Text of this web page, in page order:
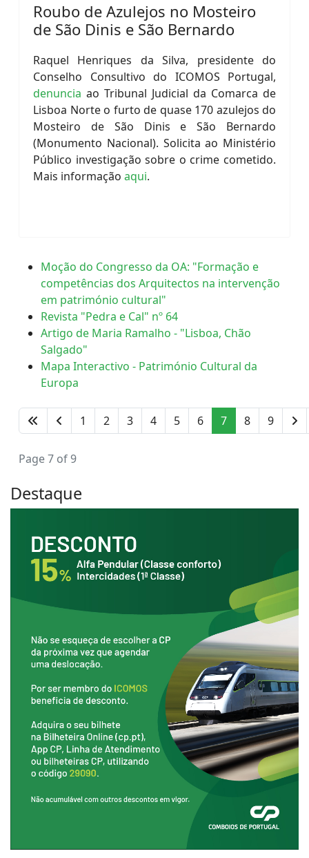
Roubo de Azulejos no Mosteiro
de São Dinis e São Bernardo
Raquel Henriques da Silva, presidente do
Conselho Consultivo do ICOMOS Portugal,
denuncia ao Tribunal Judicial da Comarca de
Lisboa Norte o furto de quase 170 azulejos do
Mosteiro de São Dinis e São Bernardo
(Monumento Nacional). Solicita ao Ministério
Público investigação sobre o crime cometido.
Mais informação aqui.
Moção do Congresso da OA: "Formação e
competências dos Arquitectos na intervenção
em património cultural"
Revista "Pedra e Cal" nº 64
Artigo de Maria Ramalho - "Lisboa, Chão
Salgado"
Mapa Interactivo - Património Cultural da
Europa
1 2 3 4 5 6 7 8 9
Page 7 of 9
Destaque